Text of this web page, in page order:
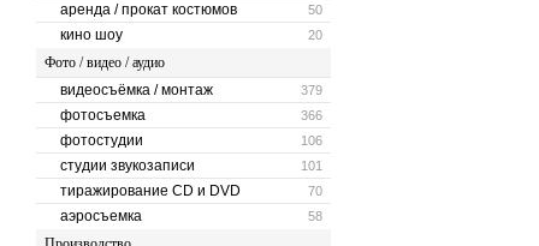
50
аренда / прокат костюмов
20
кино шоу
Фото / видео / аудио
379
видеосъёмка / монтаж
366
фотосъемка
106
фотостудии
101
студии звукозаписи
70
тиражирование CD и DVD
58
аэросъемка